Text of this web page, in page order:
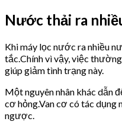
Nước thải ra
Khi máy lọc nước ra nhiều
tắc.Chính vì vậy, việc
giúp giảm tình trạng này.
Một nguyên nhân khác dẫn
cơ hỏng.Van cơ có tác dụng
ngược.